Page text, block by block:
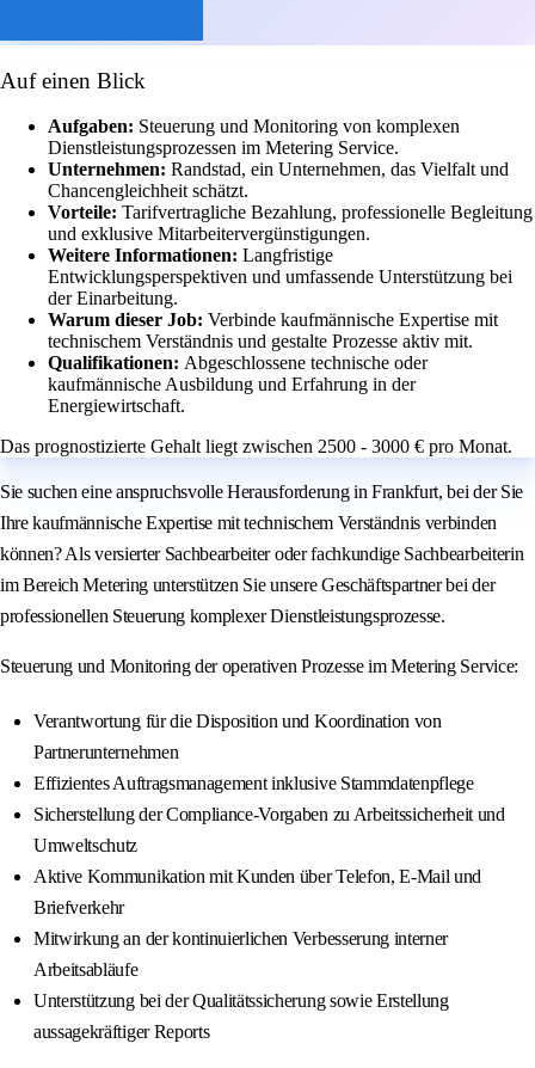
Auf einen Blick
Aufgaben: Steuerung und Monitoring von komplexen
Dienstleistungsprozessen im Metering Service.
Unternehmen: Randstad, ein Unternehmen, das Vielfalt und
Chancengleichheit schätzt.
Vorteile: Tarifvertragliche Bezahlung, professionelle Begleitung
und exklusive Mitarbeitervergünstigungen.
Weitere Informationen: Langfristige
Entwicklungsperspektiven und umfassende Unterstützung bei
der Einarbeitung.
Warum dieser Job: Verbinde kaufmännische Expertise mit
technischem Verständnis und gestalte Prozesse aktiv mit.
Qualifikationen: Abgeschlossene technische oder
kaufmännische Ausbildung und Erfahrung in der
Energiewirtschaft.
Das prognostizierte Gehalt liegt zwischen 2500 - 3000 € pro Monat.
Sie suchen eine anspruchsvolle Herausforderung in Frankfurt, bei der Sie
Ihre kaufmännische Expertise mit technischem Verständnis verbinden
können? Als versierter Sachbearbeiter oder fachkundige Sachbearbeiterin
im Bereich Metering unterstützen Sie unsere Geschäftspartner bei der
professionellen Steuerung komplexer Dienstleistungsprozesse.
Steuerung und Monitoring der operativen Prozesse im Metering Service:
Verantwortung für die Disposition und Koordination von
Partnerunternehmen
Effizientes Auftragsmanagement inklusive Stammdatenpflege
Sicherstellung der Compliance-Vorgaben zu Arbeitssicherheit und
Umweltschutz
Aktive Kommunikation mit Kunden über Telefon, E-Mail und
Briefverkehr
Mitwirkung an der kontinuierlichen Verbesserung interner
Arbeitsabläufe
Unterstützung bei der Qualitätssicherung sowie Erstellung
aussagekräftiger Reports